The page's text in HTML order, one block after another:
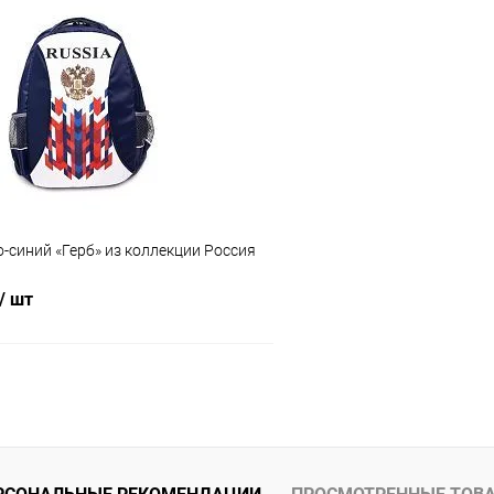
Сравнение
Под заказ
синий «Герб» из коллекции Россия
/ шт
Сравнение
В наличии